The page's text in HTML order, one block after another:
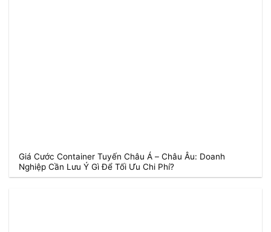
Giá Cước Container Tuyến Châu Á – Châu Âu: Doanh
Nghiệp Cần Lưu Ý Gì Để Tối Ưu Chi Phí?